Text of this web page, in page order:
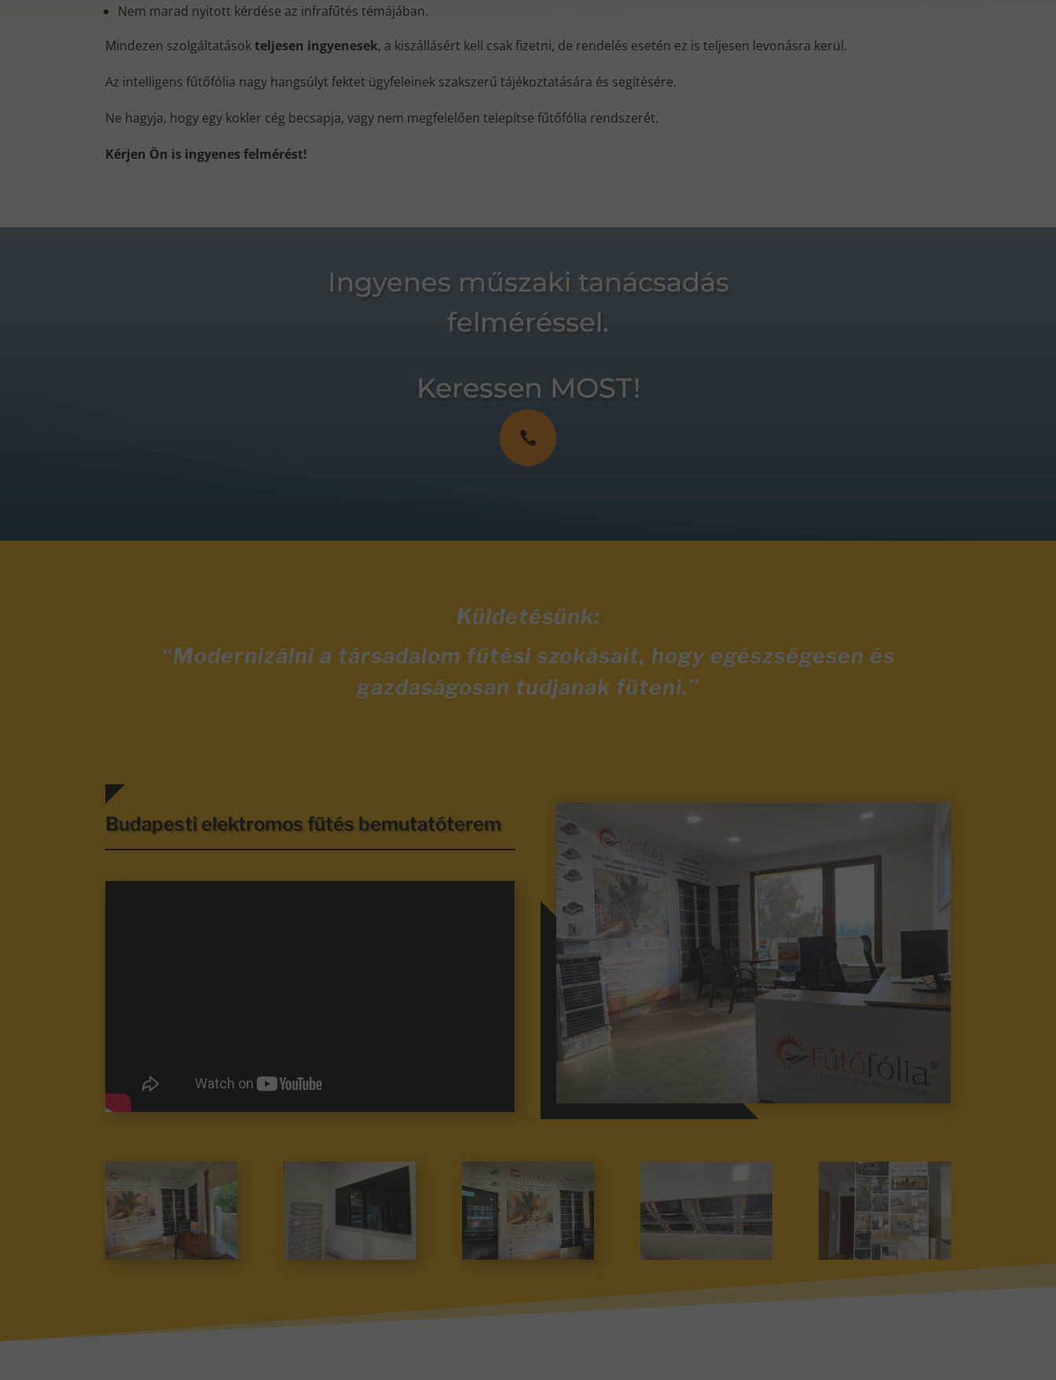
Nem marad nyitott kérdése az infrafűtés témájában.
Mindezen szolgáltatásokteljesen ingyenesek, a kiszállásért kell csak fizetni, de rendelés esetén ez is teljesen levonásra kerül.
Az intelligens fűtőfólia nagy hangsúlyt fektet ügyfeleinek szakszerű tájékoztatására és segítésére.
Ne hagyja, hogy egy kokler cég becsapja, vagy nem megfelelően telepítse fűtőfólia rendszerét.
Kérjen Ön is ingyenes felmérést!
Ingyenes műszaki tanácsadás
felméréssel.
Keressen MOST!

Küldetésünk:
“Modernizálni a társadalom fűtési szokásait, hogy egészségesen és
gazdaságosan tudjanak fűteni.”
Budapesti elektromos fűtés bemutatóterem